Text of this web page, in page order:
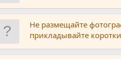
Не размещайте
прикладывайте